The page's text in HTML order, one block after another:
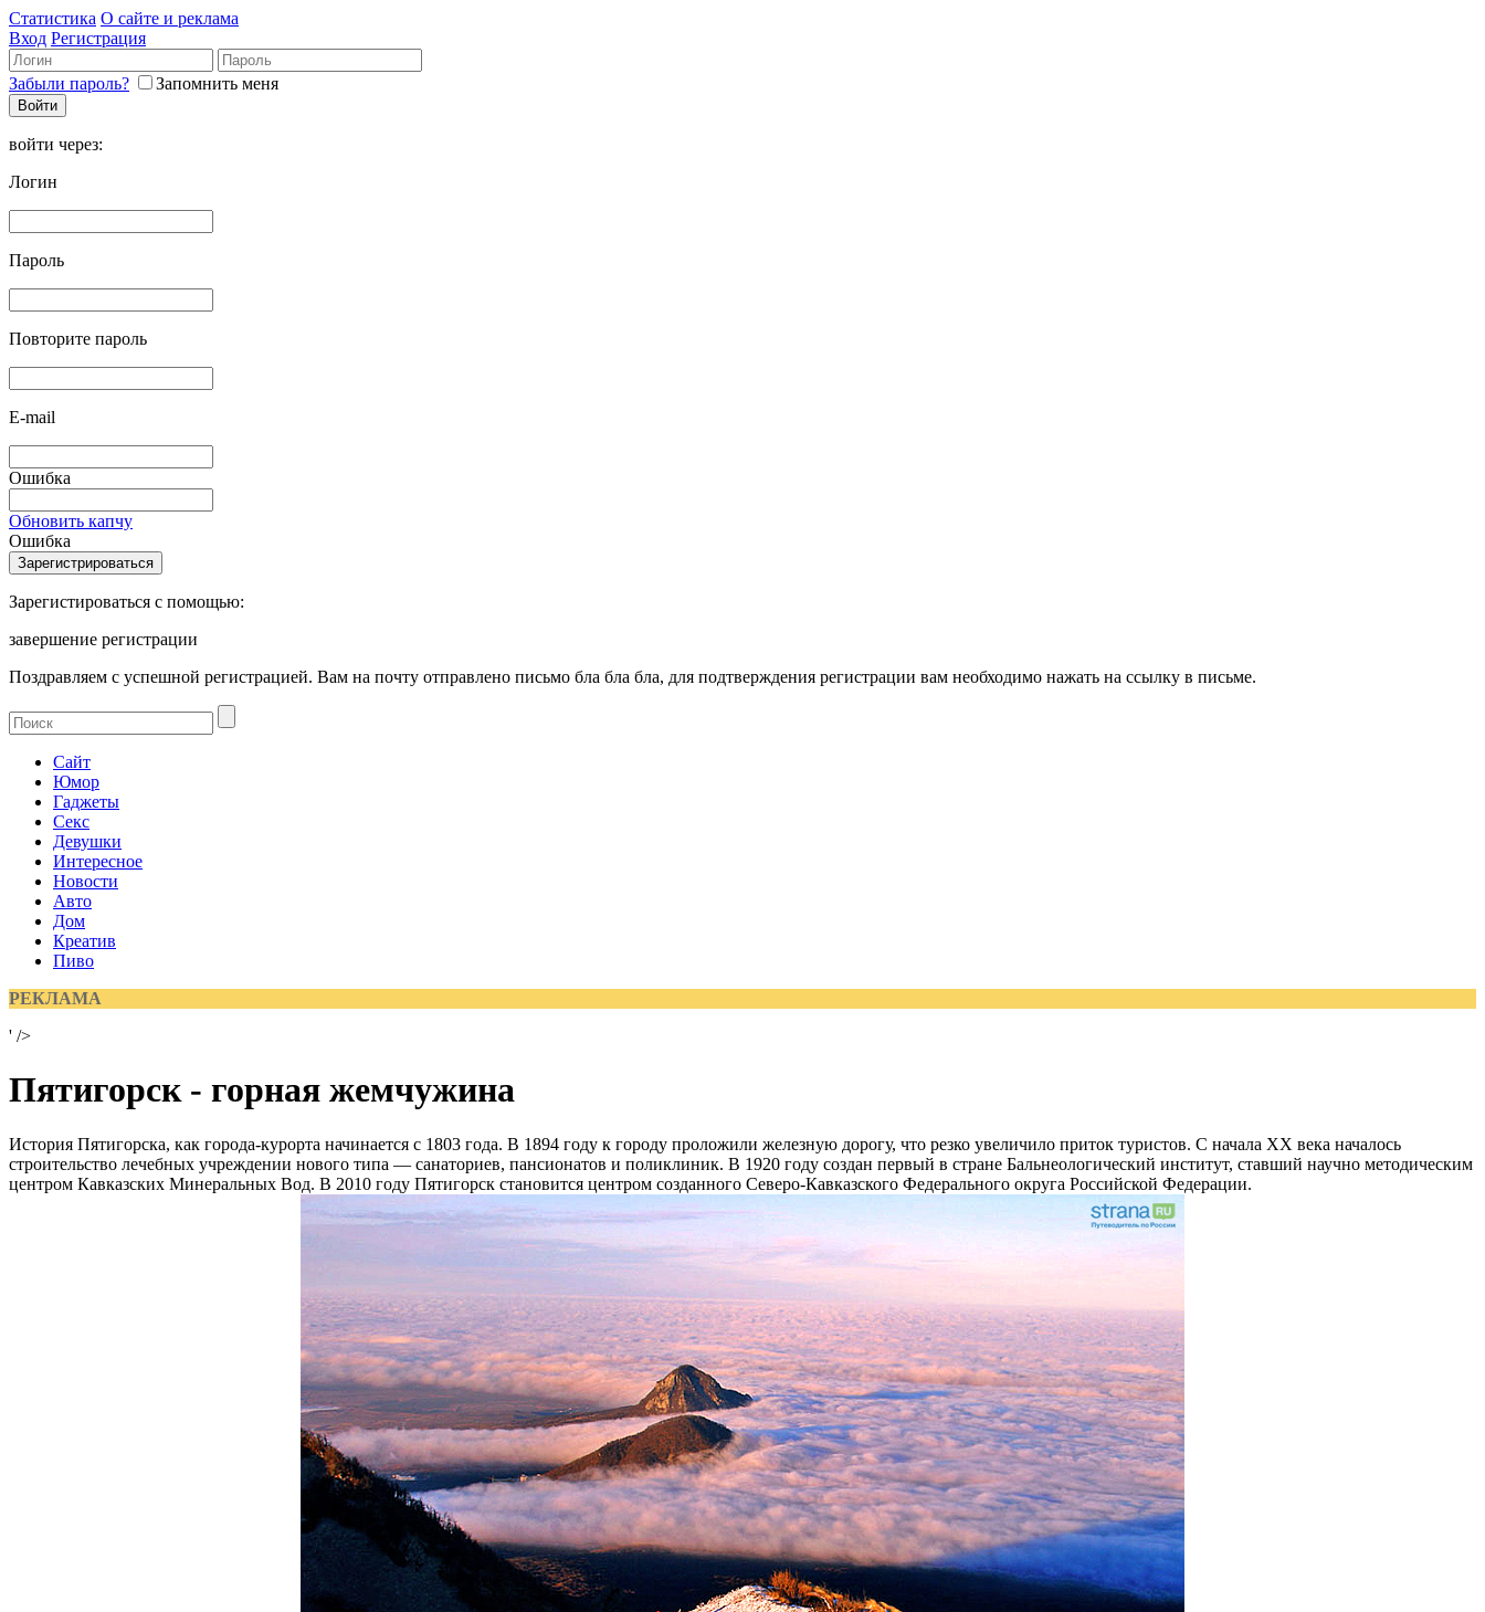
Статистика О сайте и реклама
Вход Регистрация
Забыли пароль? Запомнить меня
войти через:
Логин
Пароль
Повторите пароль
E-mail
Ошибка
Обновить капчу
Ошибка
Зарегистироваться с помощью:
завершение регистрации
Поздравляем с успешной регистрацией. Вам на почту отправлено письмо бла бла бла, для подтверждения регистрации вам необходимо нажать на ссылку в письме.
Сайт
Юмор
Гаджеты
Секс
Девушки
Интересное
Новости
Авто
Дом
Креатив
Пиво
РЕКЛАМА
' />
Пятигорск - горная жемчужина
История Пятигорска, как города-курорта начинается с 1803 года. В 1894 году к городу проложили железную дорогу, что резко увеличило приток туристов. С начала XX века началось
строительство лечебных учреждении нового типа — санаториев, пансионатов и поликлиник. В 1920 году создан первый в стране Бальнеологический институт, ставший научно методическим
центром Кавказских Минеральных Вод. В 2010 году Пятигорск становится центром созданного Северо-Кавказского Федерального округа Российской Федерации.